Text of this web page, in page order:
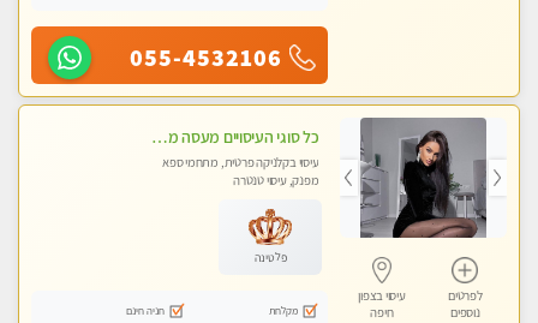
055-4532106
לפרטים
נוספים
עיסוי בצפון
חיפה
כל סוגי העיסויים מעסה מקצועית ואיכותית פרטי!!!
עיסוי בקלניקה פרטית, מתחמי ספא
מפנק, עיסוי טנטרה
פלטינה
מקלחת
חניה חינם